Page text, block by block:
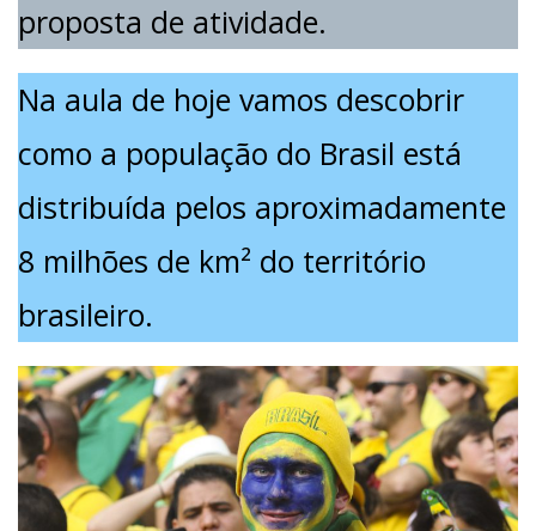
proposta de atividade.
Na aula de hoje vamos descobrir
como a população do Brasil está
distribuída pelos aproximadamente
8 milhões de km² do território
brasileiro.